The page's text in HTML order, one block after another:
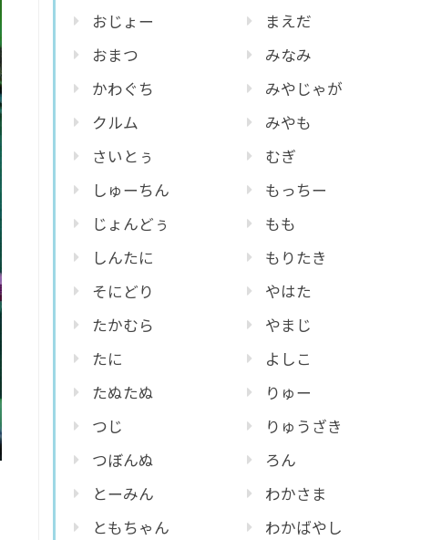
おじょー
おまつ
かわぐち
クルム
さいとぅ
しゅーちん
じょんどぅ
しんたに
そにどり
たかむら
たに
たぬたぬ
つじ
つぼんぬ
とーみん
ともちゃん
まえだ
みなみ
みやじゃが
みやも
むぎ
もっちー
もも
もりたき
やはた
やまじ
よしこ
りゅー
りゅうざき
ろん
わかさま
わかばやし